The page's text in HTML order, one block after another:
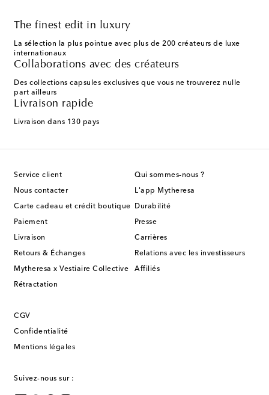
The finest edit in luxury
La sélection la plus pointue avec plus de 200 créateurs de luxe
internationaux
Collaborations avec des créateurs
Des collections capsules exclusives que vous ne trouverez nulle
part ailleurs
Livraison rapide
Livraison dans 130 pays
Service client
Nous contacter
Carte cadeau et crédit boutique
Paiement
Livraison
Retours & Échanges
Mytheresa x Vestiaire Collective
Rétractation
Qui sommes-nous ?
L'app Mytheresa
Durabilité
Presse
Carrières
Relations avec les investisseurs
Affiliés
CGV
Confidentialité
Mentions légales
Suivez-nous sur :